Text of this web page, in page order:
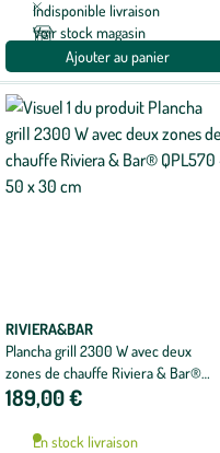
Indisponible livraison
Voir stock magasin
Ajouter au panier
RIVIERA&BAR
Plancha grill 2300 W avec deux
zones de chauffe Riviera & Bar®
QPL570 - 50 x 30 cm
189,00 €
En stock livraison